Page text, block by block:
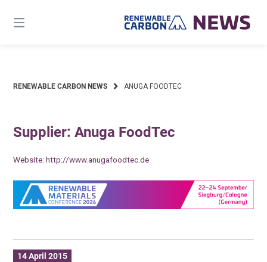
content
RENEWABLE CARBON NEWS ANUGA FOODTEC
Supplier: Anuga FoodTec
Website:http://www.anugafoodtec.de
14 April 2015